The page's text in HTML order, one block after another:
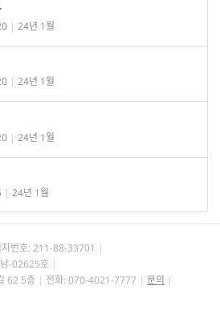
| 24년 1월
| 24년 1월
| 24년 1월
| 24년 1월
번호: 211-88-33701
-02625호
62 5층
전화: 070-4021-7777
문의